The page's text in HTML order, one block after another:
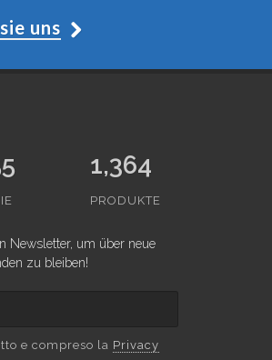
uns
1,364
PRODUKTE
Newsletter, um über neue
zu bleiben!
e compreso la Privacy